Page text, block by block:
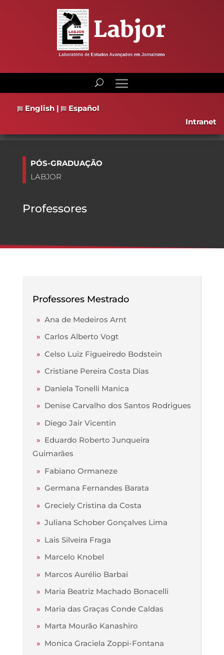
English |
Español
Intranet
PÓS-GRADUAÇÃO
LABJOR
Professores
Professores Mestrado
» Ana de Medeiros Arnt
» Carlos Alberto Vogt
» Celso Luiz Figueiredo Bodstein
» Cristiane Pereira Costa Dias
» Daniela Tonelli Manica
» Denise Carvalho dos Santos Rodrigues
» Diego Jair Vicentin
» Eduardo Roberto Junqueira
Guimarães
» Fabiano Ormaneze
» Germana Fernandes Barata
» Greciely Cristina da Costa
» Juliana Schober Gonçalves Lima
» Lais Silveira Fraga
» Marcelo Knobel
» Marcos Aurélio Barbai
» Maria Beatriz Machado Bonacelli
» Maria das Graças Conde Caldas
» Marta Mourão Kanashiro
» Monica Graciela Zoppi-Fontana